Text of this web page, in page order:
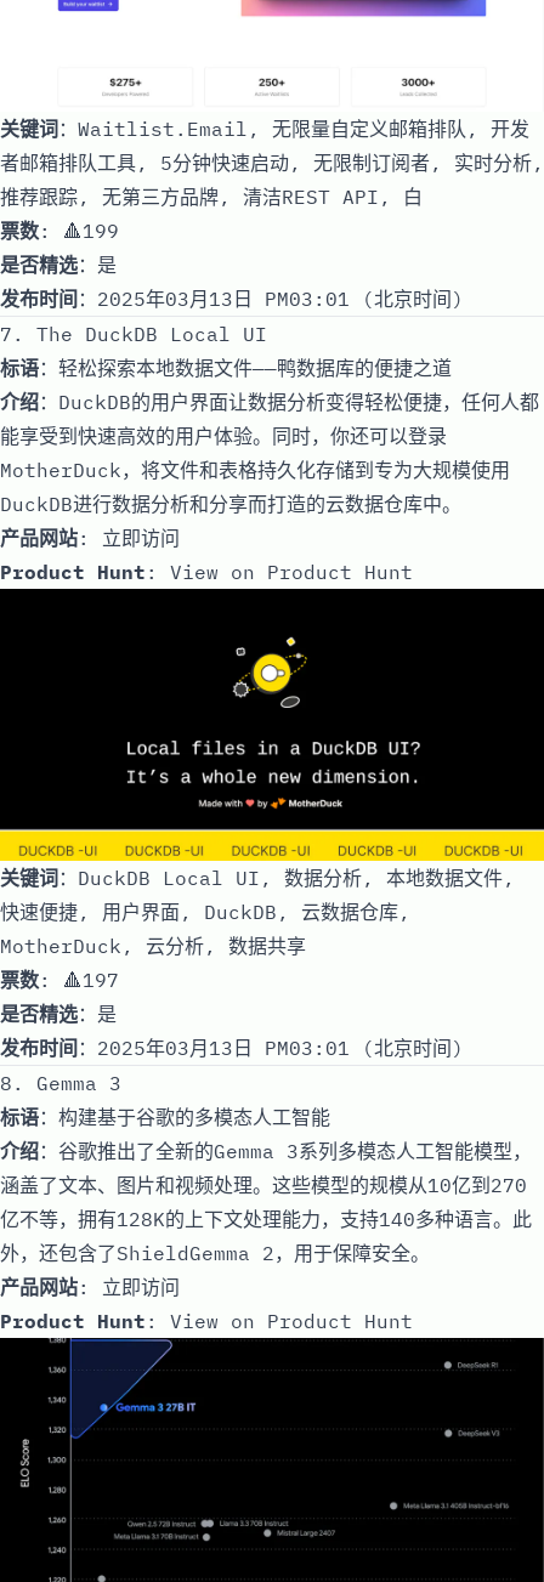
关键词：Waitlist.Email, 无限量自定义邮箱排队, 开发
者邮箱排队工具, 5分钟快速启动, 无限制订阅者, 实时分析,
推荐跟踪, 无第三方品牌, 清洁REST API, 白
票数: 🔺199
是否精选：是
发布时间 ：2025年03月13日 PM03:01 (北京时间)
7. The DuckDB Local UI
标语：轻松探索本地数据文件——鸭数据库的便捷之道
介绍：DuckDB的用户界面让数据分析变得轻松便捷，任何人都
能享受到快速高效的用户体验。同时，你还可以登录
MotherDuck，将文件和表格持久化存储到专为大规模使用
DuckDB进行数据分析和分享而打造的云数据仓库中。
产品网站: 立即访问
Product Hunt : View on Product Hunt
关键词：DuckDB Local UI, 数据分析, 本地数据文件,
快速便捷, 用户界面, DuckDB, 云数据仓库,
MotherDuck, 云分析, 数据共享
票数: 🔺197
是否精选：是
发布时间 ：2025年03月13日 PM03:01 (北京时间)
8. Gemma 3
标语：构建基于谷歌的多模态人工智能
介绍：谷歌推出了全新的Gemma 3系列多模态人工智能模型，
涵盖了文本、图片和视频处理。这些模型的规模从10亿到270
亿不等，拥有128K的上下文处理能力，支持140多种语言。此
外，还包含了ShieldGemma 2，用于保障安全。
产品网站: 立即访问
Product Hunt : View on Product Hunt